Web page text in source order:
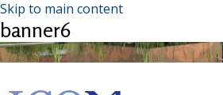
Skip to main content
banner6